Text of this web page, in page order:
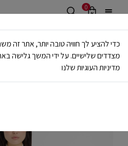
0
משלוח חינם מעל 499 ש"ח
🔥 20% הנחה על כל הביגוד באתר ובחנויות - לזמן מוגבל
בית נשים בגדים ג'קטים
כדי להציע לך חוויה טובה יותר, אתר זה
מצדדים שלישיים. על ידי המשך גלישה
מדיניות העוגיות שלנו